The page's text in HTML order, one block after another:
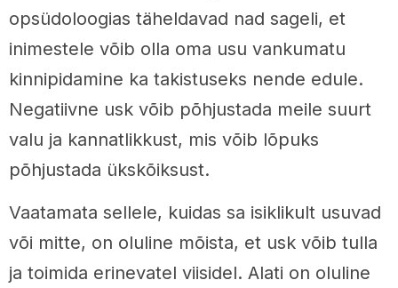
opsüdoloogias täheldavad nad sageli, et
inimestele võib olla oma usu vankumatu
kinnipidamine ka takistuseks nende edule.
Negatiivne usk võib põhjustada meile suurt
valu ja kannatlikkust, mis võib lõpuks
põhjustada ükskõiksust.
Vaatamata sellele, kuidas sa isiklikult usuvad
või mitte, on oluline mõista, et usk võib tulla
ja toimida erinevatel viisidel. Alati on oluline